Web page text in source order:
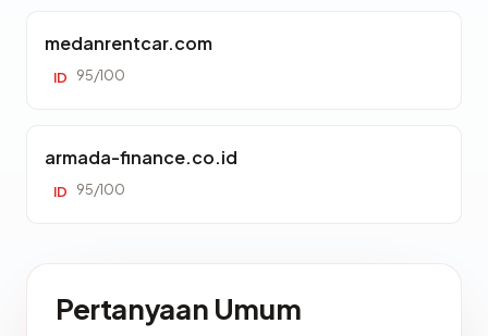
medanrentcar.com
ID 95/100
armada-finance.co.id
ID 95/100
Pertanyaan Umum